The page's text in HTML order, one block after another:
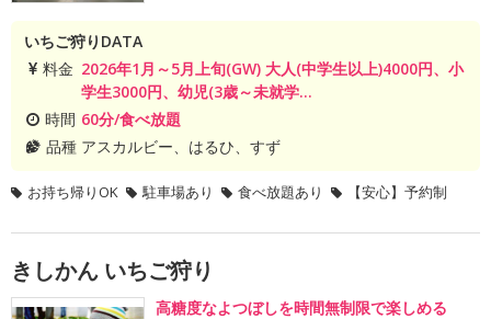
いちご狩りDATA
料金 2026年1月～5月上旬(GW) 大人(中学生以上)4000円、小
学生3000円、幼児(3歳～未就学...
時間 60分/食べ放題
品種 アスカルビー、はるひ、すず
お持ち帰りOK 駐車場あり 食べ放題あり 【安心】予約制
きしかん いちご狩り
高糖度なよつぼしを時間無制限で楽しめる